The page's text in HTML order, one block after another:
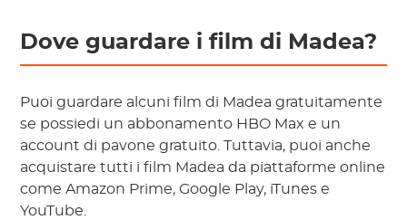
Dove guardare i film di Madea?
Puoi guardare alcuni film di Madea gratuitamente
se possiedi un abbonamento HBO Max e un
account di pavone gratuito. Tuttavia, puoi anche
acquistare tutti i film Madea da piattaforme online
come Amazon Prime, Google Play, iTunes e
YouTube.